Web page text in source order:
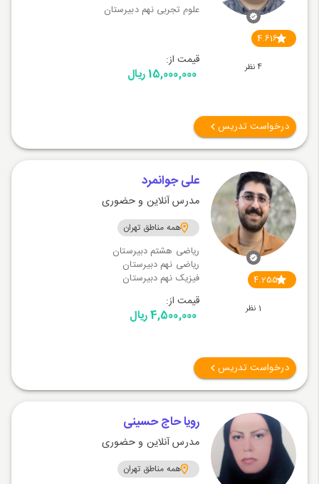
4.616
4 نظر
علوم تجربی نهم دبیرستان
قیمت از:
15,000,000 ریال
درخواست تدریس
4.255
1 نظر
علی جوانمرد
مدرس آنلاین و حضوری
همه مناطق تهران
ریاضی هشتم دبیرستان
ریاضی نهم دبیرستان
فیزیک نهم دبیرستان
قیمت از:
4,500,000 ریال
درخواست تدریس
رويا حاج حسينى
مدرس آنلاین و حضوری
همه مناطق تهران